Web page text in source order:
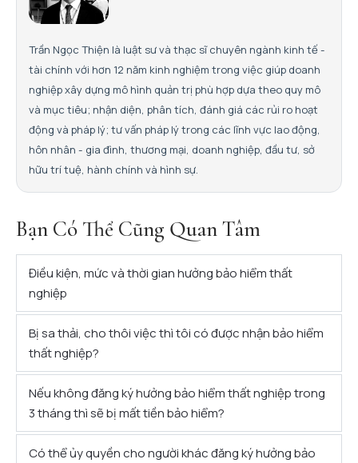
Trần Ngọc Thiện là luật sư và thạc sĩ chuyên ngành kinh tế -
tài chính với hơn 12 năm kinh nghiệm trong việc giúp doanh
nghiệp xây dựng mô hình quản trị phù hợp dựa theo quy mô
và mục tiêu; nhận diện, phân tích, đánh giá các rủi ro hoạt
động và pháp lý; tư vấn pháp lý trong các lĩnh vực lao động,
hôn nhân - gia đình, thương mại, doanh nghiệp, đầu tư, sở
hữu trí tuệ, hành chính và hình sự.
Bạn Có Thể Cũng Quan Tâm
Điều kiện, mức và thời gian hưởng bảo hiểm thất
nghiệp
Bị sa thải, cho thôi việc thì tôi có được nhận bảo hiểm
thất nghiệp?
Nếu không đăng ký hưởng bảo hiểm thất nghiệp trong
3 tháng thì sẽ bị mất tiền bảo hiểm?
Có thể ủy quyền cho người khác đăng ký hưởng bảo